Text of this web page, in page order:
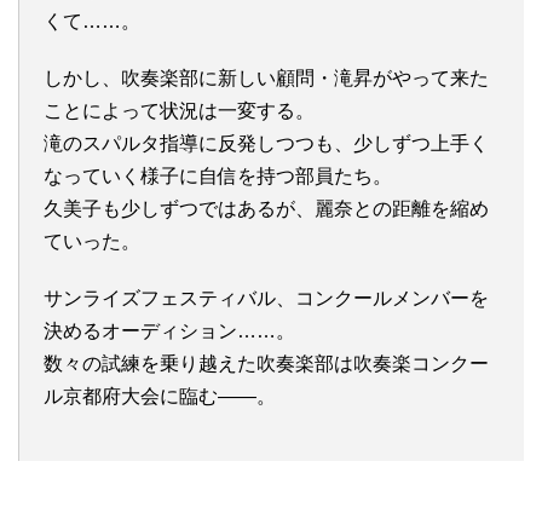
くて……。
しかし、吹奏楽部に新しい顧問・滝昇がやって来た
ことによって状況は一変する。
滝のスパルタ指導に反発しつつも、少しずつ上手く
なっていく様子に自信を持つ部員たち。
久美子も少しずつではあるが、麗奈との距離を縮め
ていった。
サンライズフェスティバル、コンクールメンバーを
決めるオーディション……。
数々の試練を乗り越えた吹奏楽部は吹奏楽コンクー
ル京都府大会に臨む――。